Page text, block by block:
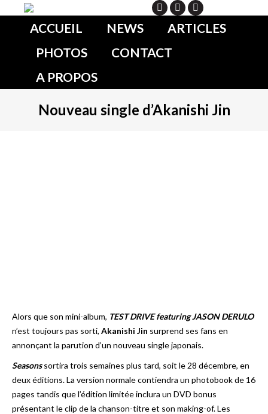
ACCUEIL NEWS
ARTICLES
PHOTOS
CONTACT
A PROPOS
Nouveau single d’Akanishi Jin
Alors que son mini-album, TEST DRIVE featuring JASON DERULO
n’est toujours pas sorti, Akanishi Jin surprend ses fans en
annonçant la parution d’un nouveau single japonais.
Seasonssortira trois semaines plus tard, soit le 28 décembre, en
deux éditions. La version normale contiendra un photobook de 16
pages tandis que l’édition limitée inclura un DVD bonus
présentant le clip de la chanson-titre et son making-of. Les